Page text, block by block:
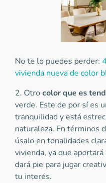
No te lo puedes perder:
vivienda nueva de color
2. Otrocolor que es
verde. Este de por sí es
tranquilidad y está
naturaleza. En términos
úsalo en tonalidades
vivienda, ya que
dará pie para jugar
tu interés.